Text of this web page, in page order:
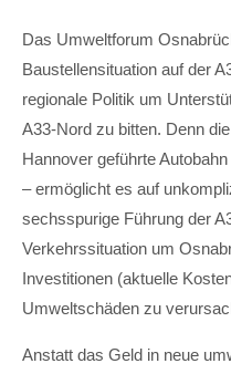
Lorem ipsum dolor sit
24h/
We offer support for our
Mon - Fri 8:00am - 5:00pm
Das Umweltforum
Baustellensituation auf der
regionale Politik um
A33-Nord zu bitten. Denn
Hannover geführte
– ermöglicht es auf
sechsspurige Führung der
Verkehrssituation um
Investitionen (aktuelle
Umweltschäden zu
Anstatt das Geld in neue